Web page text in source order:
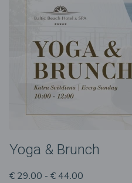
Yoga & Brunch
€ 29.00 - € 44.00